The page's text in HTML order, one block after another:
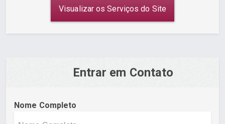
Visualizar os Serviços do Site
Entrar em Contato
Nome Completo